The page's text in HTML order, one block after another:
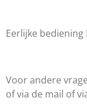
Eerlijke bediening
Voor andere
of via de mail of